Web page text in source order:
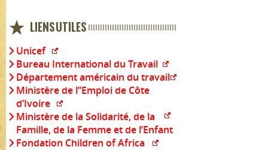
LIENS UTILES
Unicef
Bureau International du Travail
Département américain du travail
Ministère de l’’Emploi de Côte
d’Ivoire
Ministère de la Solidarité, de la
Famille, de la Femme et de l’Enfant
Fondation Children of Africa